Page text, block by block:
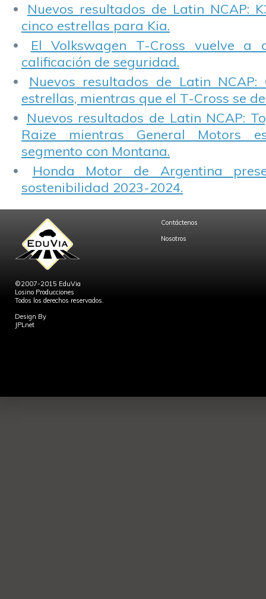
Nuevos resultados de Latin NCAP:
cinco estrellas para Kia.
El Volkswagen T-Cross vuelve a
calificación de seguridad.
Nuevos resultados de Latin NCAP:
estrellas, mientras que el T-Cross se
Nuevos resultados de Latin NCAP:
Raize mientras General Motors
segmento con Montana.
Honda Motor de Argentina
sostenibilidad 2023-2024.
©2007-2015 EduVia
Losino Producciones
Todos los derechos reservados.
Design By
JPLnet
Contáctenos
Nosotros